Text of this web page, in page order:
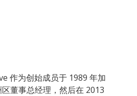
作为创始成员于 1989 年加
董事总经理，然后在 2013